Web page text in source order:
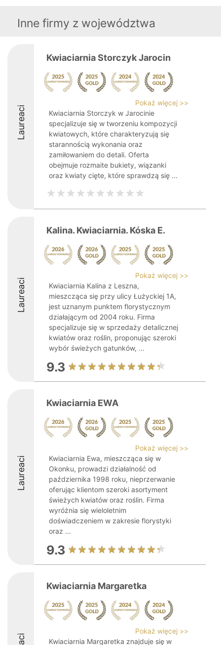
Inne firmy z województwa
Laureaci
Kwiaciarnia Storczyk Jarocin
Pokaż więcej >>
Kwiaciarnia Storczyk w Jarocinie
specjalizuje się w tworzeniu kompozycji
kwiatowych, które charakteryzują się
starannością wykonania oraz
zamiłowaniem do detali. Oferta
obejmuje rozmaite bukiety, wiązanki
oraz kwiaty cięte, które sprawdzą się ...
Laureaci
Kalina. Kwiaciarnia. Kóska E.
Pokaż więcej >>
Kwiaciarnia Kalina z Leszna,
mieszcząca się przy ulicy Łużyckiej 1A,
jest uznanym punktem florystycznym
działającym od 2004 roku. Firma
specjalizuje się w sprzedaży detalicznej
kwiatów oraz roślin, proponując szeroki
wybór świeżych gatunków, ...
9.3
Laureaci
Kwiaciarnia EWA
Pokaż więcej >>
Kwiaciarnia Ewa, mieszcząca się w
Okonku, prowadzi działalność od
października 1998 roku, nieprzerwanie
oferując klientom szeroki asortyment
świeżych kwiatów oraz roślin. Firma
wyróżnia się wieloletnim
doświadczeniem w zakresie florystyki
oraz ...
9.3
Kwiaciarnia Margaretka
Pokaż więcej >>
Kwiaciarnia Margaretka znajduje się w